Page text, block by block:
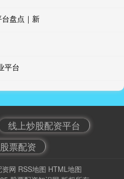
盘点｜新
平台
线上炒股配资平台
票配资
网 RSS地图 HTML地图